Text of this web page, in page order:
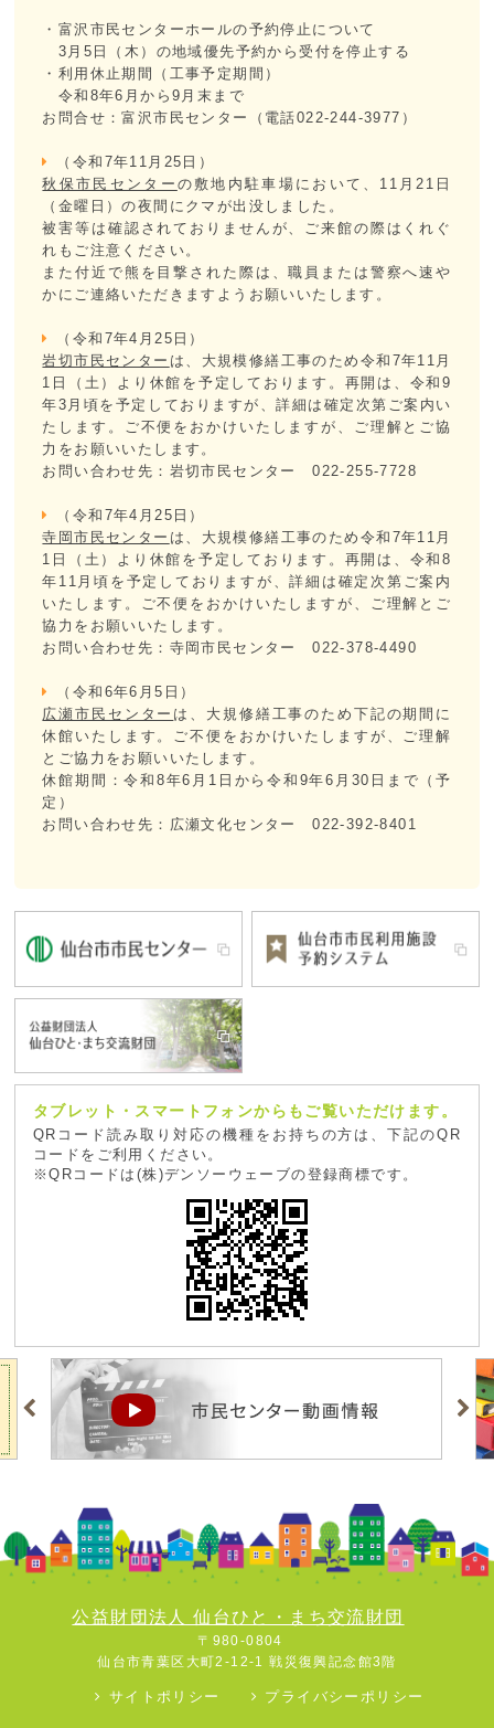
・富沢市民センターホールの予約停止について
3月5日（木）の地域優先予約から受付を停止する
・利用休止期間（工事予定期間）
令和8年6月から9月末まで
お問合せ：富沢市民センター（電話022-244-3977）
（令和7年11月25日）
秋保市民センター の敷地内駐車場において、11月21日
（金曜日）の夜間にクマが出没しました。
被害等は確認されておりませんが、ご来館の際はくれぐ
れもご注意ください。
また付近で熊を目撃された際は、職員または警察へ速や
かにご連絡いただきますようお願いいたします。
（令和7年4月25日）
岩切市民センター は、大規模修繕工事のため令和7年11月
1日（土）より休館を予定しております。再開は、令和9
年3月頃を予定しておりますが、詳細は確定次第ご案内い
たします。ご不便をおかけいたしますが、ご理解とご協
力をお願いいたします。
お問い合わせ先：岩切市民センター 022-255-7728
（令和7年4月25日）
寺岡市民センター は、大規模修繕工事のため令和7年11月
1日（土）より休館を予定しております。再開は、令和8
年11月頃を予定しておりますが、詳細は確定次第ご案内
いたします。ご不便をおかけいたしますが、ご理解とご
協力をお願いいたします。
お問い合わせ先：寺岡市民センター 022-378-4490
（令和6年6月5日）
広瀬市民センター は、大規修繕工事のため下記の期間に
休館いたします。ご不便をおかけいたしますが、ご理解
とご協力をお願いいたします。
休館期間：令和8年6月1日から令和9年6月30日まで（予
定）
お問い合わせ先：広瀬文化センター 022-392-8401
タブレット・スマートフォンからもご覧いただけます。
QRコード読み取り対応の機種をお持ちの方は、下記のQR
コードをご利用ください。
※QRコードは(株)デンソーウェーブの登録商標です。
公益財団法人 仙台ひと・まち交流財団
〒980-0804
仙台市青葉区大町2-12-1 戦災復興記念館3階
サイトポリシー プライバシーポリシー